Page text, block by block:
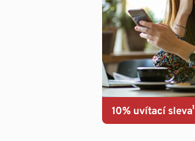
10% uvítací sleva¹